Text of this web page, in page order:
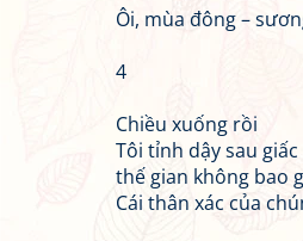
Ôi, mùa đông –
4
Chiều xuống rồi
Tôi tỉnh dậy sau
thế gian không bao
Cái thân xác của